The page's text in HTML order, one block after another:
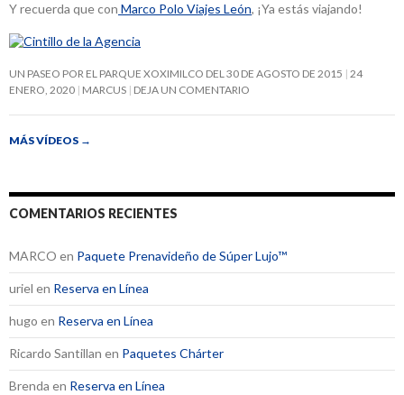
Y recuerda que con Marco Polo Viajes León, ¡Ya estás viajando!
UN PASEO POR EL PARQUE XOXIMILCO DEL 30 DE AGOSTO DE 2015 24
ENERO, 2020 MARCUS DEJA UN COMENTARIO
MÁS VÍDEOS →
COMENTARIOS RECIENTES
MARCO en Paquete Prenavideño de Súper Lujo™
uriel en Reserva en Línea
hugo en Reserva en Línea
Ricardo Santillan en Paquetes Chárter
Brenda en Reserva en Línea